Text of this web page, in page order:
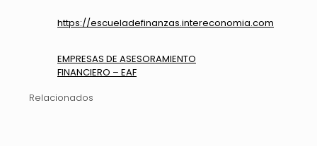
https://escueladefinanzas.intereconomia.com
EMPRESAS DE ASESORAMIENTO
FINANCIERO – EAF
Relacionados